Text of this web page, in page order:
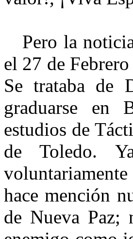
Pero la
el 27 de
Se trataba de
graduarse en
estudios de
de Toledo.
voluntariamente
hace mención
de Nueva Paz;